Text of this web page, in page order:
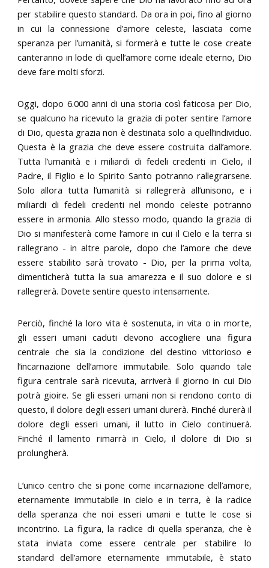
per stabilire questo standard. Da ora in poi, fino al giorno
in cui la connessione d’amore celeste, lasciata come
speranza per l’umanità, si formerà e tutte le cose create
canteranno in lode di quell’amore come ideale eterno, Dio
deve fare molti sforzi.
Oggi, dopo 6.000 anni di una storia così faticosa per Dio,
se qualcuno ha ricevuto la grazia di poter sentire l’amore
di Dio, questa grazia non è destinata solo a quell’individuo.
Questa è la grazia che deve essere costruita dall’amore.
Tutta l’umanità e i miliardi di fedeli credenti in Cielo, il
Padre, il Figlio e lo Spirito Santo potranno rallegrarsene.
Solo allora tutta l’umanità si rallegrerà all’unisono, e i
miliardi di fedeli credenti nel mondo celeste potranno
essere in armonia. Allo stesso modo, quando la grazia di
Dio si manifesterà come l’amore in cui il Cielo e la terra si
rallegrano - in altre parole, dopo che l’amore che deve
essere stabilito sarà trovato - Dio, per la prima volta,
dimenticherà tutta la sua amarezza e il suo dolore e si
rallegrerà. Dovete sentire questo intensamente.
Perciò, finché la loro vita è sostenuta, in vita o in morte,
gli esseri umani caduti devono accogliere una figura
centrale che sia la condizione del destino vittorioso e
l’incarnazione dell’amore immutabile. Solo quando tale
figura centrale sarà ricevuta, arriverà il giorno in cui Dio
potrà gioire. Se gli esseri umani non si rendono conto di
questo, il dolore degli esseri umani durerà. Finché durerà il
dolore degli esseri umani, il lutto in Cielo continuerà.
Finché il lamento rimarrà in Cielo, il dolore di Dio si
prolungherà.
L’unico centro che si pone come incarnazione dell’amore,
eternamente immutabile in cielo e in terra, è la radice
della speranza che noi esseri umani e tutte le cose si
incontrino. La figura, la radice di quella speranza, che è
stata inviata come essere centrale per stabilire lo
standard dell’amore eternamente immutabile, è stato